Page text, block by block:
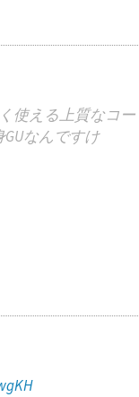
使える上質なコー
なんですけ